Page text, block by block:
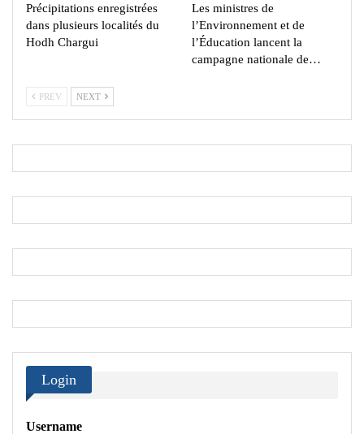
Précipitations enregistrées
dans plusieurs localités du
Hodh Chargui
Les ministres de
l’Environnement et de
l’Éducation lancent la
campagne nationale de…
PREV NEXT
Login
Username